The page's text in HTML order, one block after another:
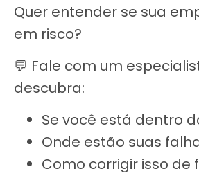
Quer entender se sua
em risco?
💬 Fale com um
descubra:
Se você está dentro
Onde estão suas
Como corrigir isso de